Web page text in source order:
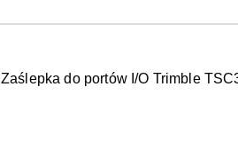
Zaślepka do portów I/O Trimble